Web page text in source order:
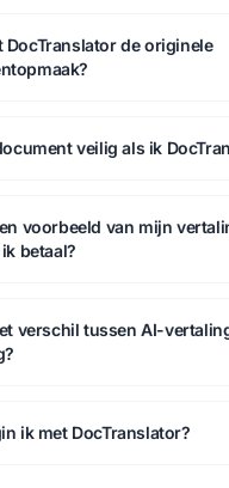
DocTranslator de originele
veilig als ik
voorbeeld van mijn
betaal?
verschil tussen AI-
ik met DocTranslator?